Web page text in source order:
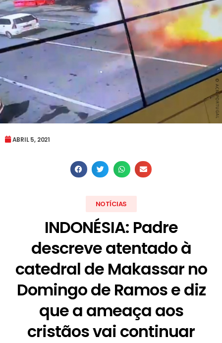
ABRIL 5, 2021
NOTÍCIAS
INDONÉSIA: Padre
descreve atentado à
catedral de Makassar no
Domingo de Ramos e diz
que a ameaça aos
cristãos vai continuar